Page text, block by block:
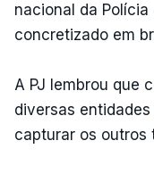
nacional da
concretizado em
A PJ lembrou que
diversas
capturar os outros